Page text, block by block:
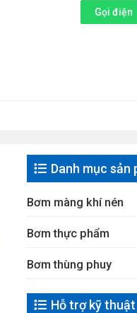
Gọi điện
Danh mục sản
Bơm màng khí nén
Bơm thực phẩm
Bơm thùng phuy
Hỗ trợ kỹ thuật